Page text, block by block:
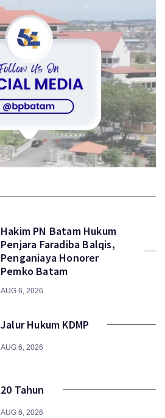
Hakim PN Batam Hukum
Penjara Faradiba Balqis,
Penganiaya Honorer
Pemko Batam
AUG 6, 2026
Jalur Hukum KDMP
AUG 6, 2026
20 Tahun
AUG 6, 2026